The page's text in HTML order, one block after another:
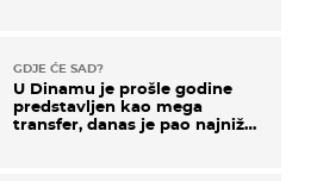
GDJE ĆE SAD?
U Dinamu je prošle godine
predstavljen kao mega
transfer, danas je pao najniže